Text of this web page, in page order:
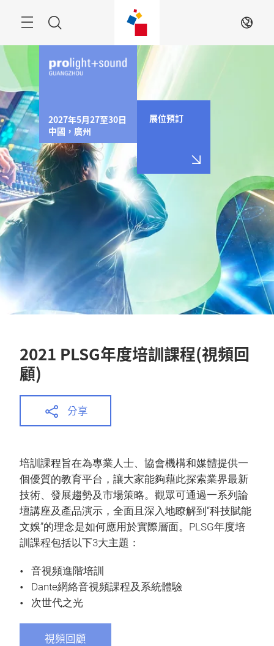
Menu ZH
2027年5月27至30日
中國，廣州
展位預訂
2021 PLSG年度培訓課程(視頻回
顧)
分享
培訓課程旨在為專業人士、協會機構和媒體提供一
個優質的教育平台，讓大家能夠藉此探索業界最新
技術、發展趨勢及市場策略。觀眾可通過一系列論
壇講座及產品演示，全面且深入地瞭解到“科技賦能
文娛”的理念是如何應用於實際層面。PLSG年度培
訓課程包括以下3大主題：
音視頻進階培訓
Dante網絡音視頻課程及系統體驗
次世代之光
視頻回顧